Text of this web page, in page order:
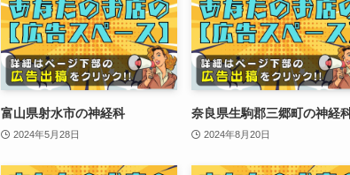
富山県射水市の神経科
2024年5月28日
奈良県生駒郡三郷町の神経
2024年8月20日